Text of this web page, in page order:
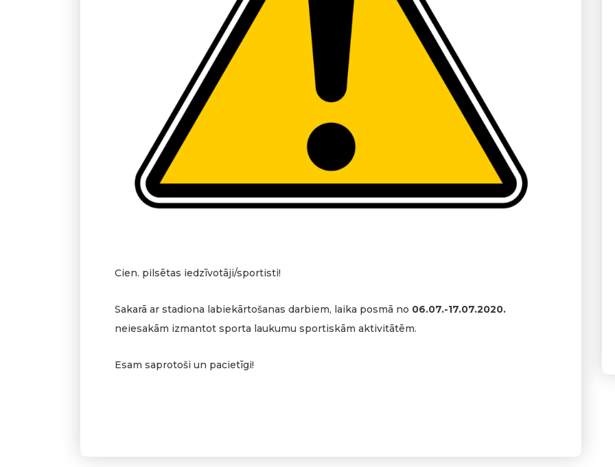
Cien. pilsētas iedzīvotāji/sportisti!
Sakarā ar stadiona labiekārtošanas darbiem, laika posmā no 06.07.-17.07.2020.
neiesakām izmantot sporta laukumu sportiskām aktivitātēm.
Esam saprotoši un pacietīgi!